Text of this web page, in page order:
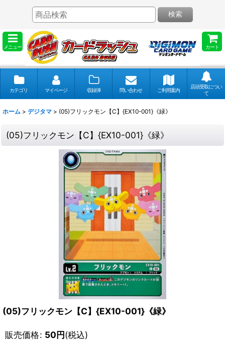
メニュー カート
検索
カテゴリ マイページ 収録弾 問い合わせ ご利用案内
店頭受取につい
て
ホーム > デジタマ > (05)フリックモン【C】{EX10-001}《緑》
(05)フリックモン【C】{EX10-001}《緑》
(05)フリックモン【C】{EX10-001}《緑》
販売価格: 50円(税込)